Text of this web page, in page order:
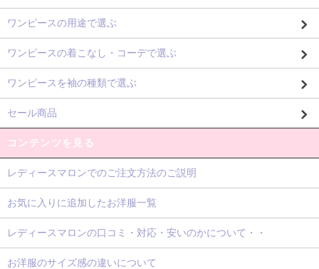
ワンピースの用途で選ぶ
ワンピースの着こなし・コーデで選ぶ
ワンピースを袖の種類で選ぶ
セール商品
コンテンツを見る
レディースマロンでのご注文方法のご説明
お気に入りに追加したお洋服一覧
レディースマロンの口コミ・対応・安いのかについて・・
お洋服のサイズ感の違いについて